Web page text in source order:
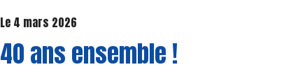
Le 4 mars 2026
40 ans ensemble !